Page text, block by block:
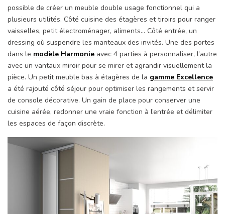
possible de créer un meuble double usage fonctionnel qui a
plusieurs utilités. Côté cuisine des étagères et tiroirs pour ranger
vaisselles, petit électroménager, aliments… Côté entrée, un
dressing où suspendre les manteaux des invités. Une des portes
dans le modèle Harmonie avec 4 parties à personnaliser, l’autre
avec un vantaux miroir pour se mirer et agrandir visuellement la
pièce. Un petit meuble bas à étagères de la gamme Excellence
a été rajouté côté séjour pour optimiser les rangements et servir
de console décorative. Un gain de place pour conserver une
cuisine aérée, redonner une vraie fonction à l’entrée et délimiter
les espaces de façon discrète.